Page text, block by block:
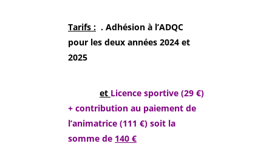
Tarifs : . Adhésion à l’ADQC
pour les deux années 2024 et
2025
et Licence sportive (29 €)
+ contribution au paiement de
l’animatrice (111 €) soit la
somme de 140 €